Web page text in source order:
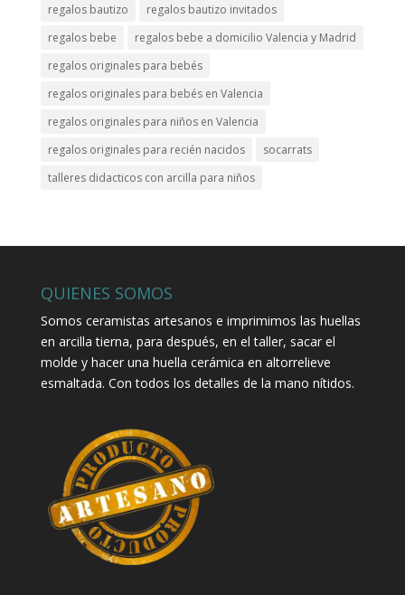
regalos bautizo
regalos bautizo invitados
regalos bebe
regalos bebe a domicilio Valencia y Madrid
regalos originales para bebés
regalos originales para bebés en Valencia
regalos originales para niños en Valencia
regalos originales para recién nacidos
socarrats
talleres didacticos con arcilla para niños
QUIENES SOMOS
Somos ceramistas artesanos e imprimimos las huellas
en arcilla tierna, para después, en el taller, sacar el
molde y hacer una huella cerámica en altorrelieve
esmaltada. Con todos los detalles de la mano nítidos.